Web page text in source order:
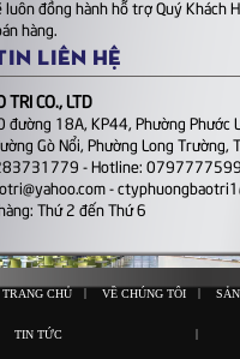
luôn đồng hành hỗ trợ Quý Khách
hàng.
LIÊN HỆ
TRI CO., LTD
đường 18A, KP44, Phường Phước
Gò Nổi, Phường Long Trường,
- Hotline:
-
Thứ 2 đến Thứ 6
TRANG CHỦ | VỀ CHÚNG TÔI |
TIN TỨC |